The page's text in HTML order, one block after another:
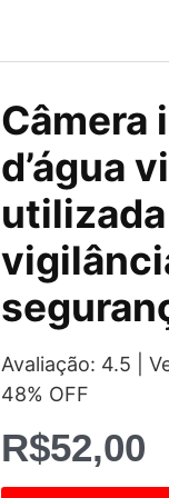
Câmera
d’água
Avaliação: 4.5 |
48% OFF
R$52,00